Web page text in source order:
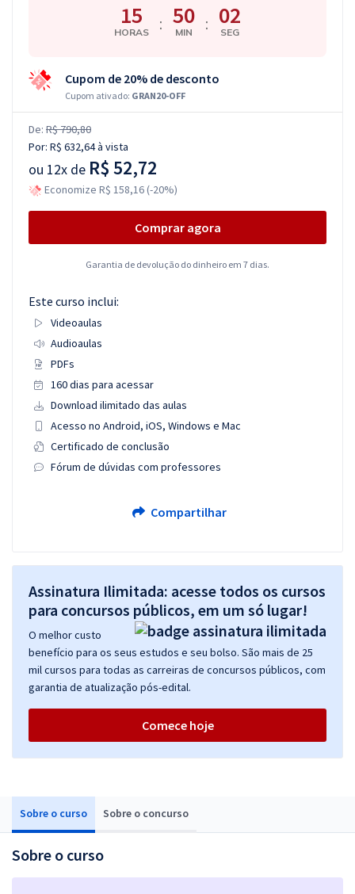
Sobre o curso Sobre o concurso
Sobre o curso
15
HORAS : 50
MIN : 01
SEG
Cupom de 20% de desconto
Cupom ativado: GRAN20-OFF
De: R$ 790,80
Por: R$ 632,64à vista
ou 12x de R$ 52,72
Economize R$ 158,16 (-20%)
Comprar agora
Garantia de devolução do dinheiro em 7 dias.
Este curso inclui:
Videoaulas
Audioaulas
PDFs
160 dias para acessar
Download ilimitado das aulas
Acesso no Android, iOS, Windows e Mac
Certificado de conclusão
Fórum de dúvidas com professores
Compartilhar
Assinatura Ilimitada: acesse todos os cursos
para concursos públicos, em um só lugar!
O melhor custo
benefício para os seus estudos e seu bolso. São mais de 25
mil cursos para todas as carreiras de concursos públicos, com
garantia de atualização pós-edital.
Comece hoje